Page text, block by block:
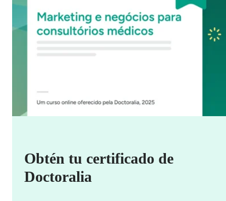
Obtén tu certificado de
Doctoralia